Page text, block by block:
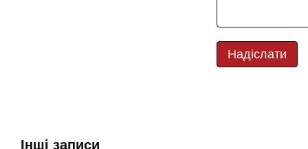
Надіслати
Інші записи